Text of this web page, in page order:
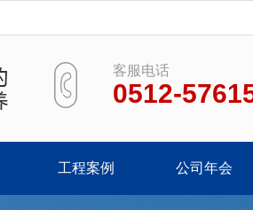
客服电话
0512-
工程案例 公司年会